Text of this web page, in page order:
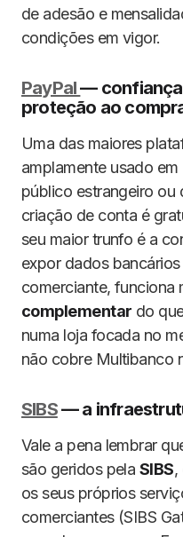
de adesão e
condições em vigor.
PayPal— confiança
proteção ao
Uma das maiores
amplamente usado
público estrangeiro ou
criação de conta é
seu maior trunfo é a
expor dados
comerciante, funciona
complementar do
numa loja focada no
não cobre Multibanco
SIBS— a
Vale a pena lembrar
são geridos pela SIBS,
os seus próprios
comerciantes (SIBS